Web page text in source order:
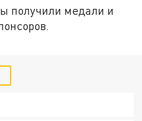
получили медали и